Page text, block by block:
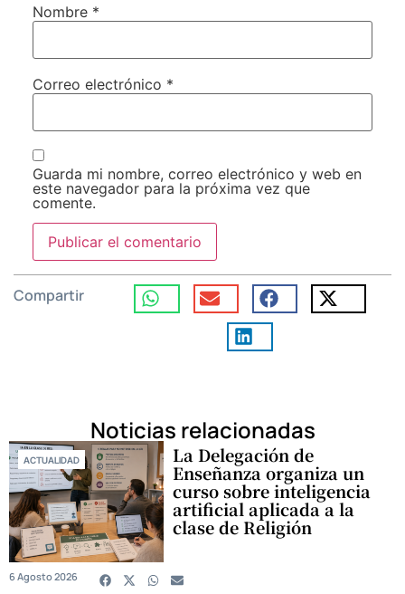
Nombre *
Correo electrónico *
Guarda mi nombre, correo electrónico y web en
este navegador para la próxima vez que
comente.
Compartir
Noticias relacionadas
ACTUALIDAD La Delegación de
Enseñanza organiza un
curso sobre inteligencia
artificial aplicada a la
clase de Religión
6 Agosto 2026